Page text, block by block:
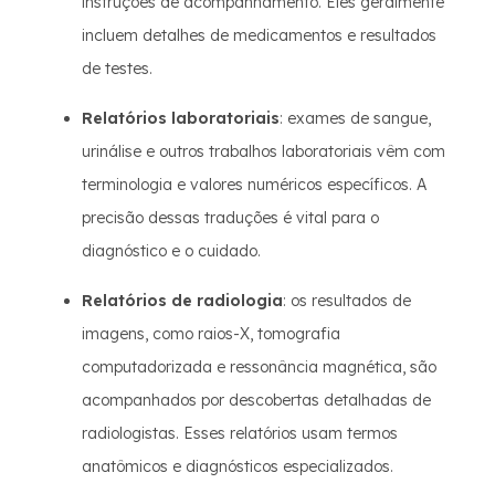
incluem detalhes de medicamentos e resultados
de testes.
Relatórios laboratoriais: exames de sangue,
urinálise e outros trabalhos laboratoriais vêm com
terminologia e valores numéricos específicos. A
precisão dessas traduções é vital para o
diagnóstico e o cuidado.
Relatórios de radiologia: os resultados de
imagens, como raios-X, tomografia
computadorizada e ressonância magnética, são
acompanhados por descobertas detalhadas de
radiologistas. Esses relatórios usam termos
anatômicos e diagnósticos especializados.